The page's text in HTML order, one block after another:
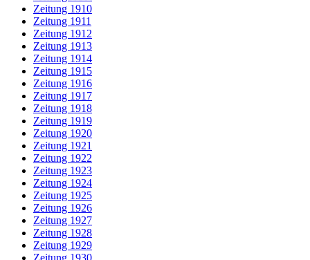
Zeitung 1910
Zeitung 1911
Zeitung 1912
Zeitung 1913
Zeitung 1914
Zeitung 1915
Zeitung 1916
Zeitung 1917
Zeitung 1918
Zeitung 1919
Zeitung 1920
Zeitung 1921
Zeitung 1922
Zeitung 1923
Zeitung 1924
Zeitung 1925
Zeitung 1926
Zeitung 1927
Zeitung 1928
Zeitung 1929
Zeitung 1930